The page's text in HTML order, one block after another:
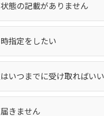
態の記載がありません
指定をしたい
いつまでに受け取ればい
きません